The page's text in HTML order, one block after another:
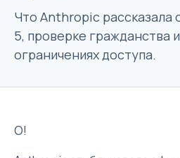
Что Anthropic рассказала
5, проверке гражданства
ограничениях доступа.
О!